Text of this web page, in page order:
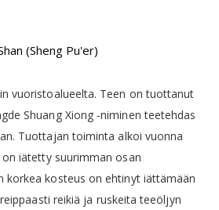
(Sheng Pu'er)
vuoristoalueelta. Teen on tuottanut
Shuang Xiong -niminen teetehdas
Tuottajan toiminta alkoi vuonna
iätetty suurimman osan
korkea kosteus on ehtinyt iättämään
reikiä ja ruskeita teeöljyn